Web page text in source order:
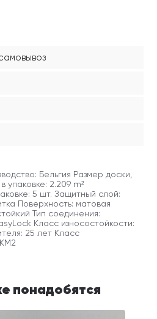
Бельгия Размер доски,
упаковке: 2.209 m²
5 шт. Защитный слой:
Поверхность: матовая
Тип соединения:
Класс износостойкости:
25 лет Класс
понадобятся